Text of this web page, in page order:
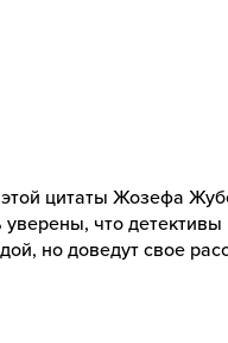
цитаты Жозефа
что
но доведут свое